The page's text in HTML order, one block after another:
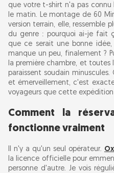
que votre t-shirt n'a pas
le matin. Le montage de 60
version terrain, elle, ressemble
du genre : pourquoi ai-je fait
que ce serait une bonne
manque un peu, finalement ?
la première chambre, et toutes
paraissent soudain
et émerveillement, c'est
voyageurs que cette
Comment la
fonctionne vraiment
Il n'y a qu'un seul opérateur.
la licence officielle pour
personne d'autre. Je vois